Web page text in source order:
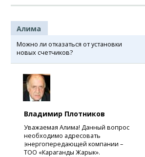
Алима
Можно ли отказаться от установки
новых счетчиков?
Владимир Плотников
Уважаемая Алима! Данный вопрос
необходимо адресовать
энергопередающей компании –
ТОО «Караганды Жарык».